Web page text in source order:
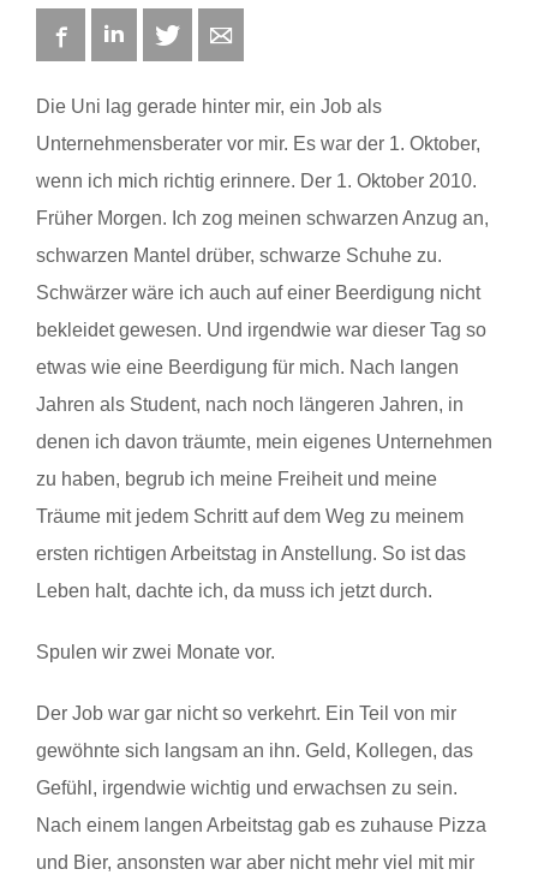
FacebookLinkedIn Twitter
Die Uni lag gerade hinter mir, ein Job als
Unternehmensberater vor mir. Es war der 1. Oktober,
wenn ich mich richtig erinnere. Der 1. Oktober 2010.
Früher Morgen. Ich zog meinen schwarzen Anzug an,
schwarzen Mantel drüber, schwarze Schuhe zu.
Schwärzer wäre ich auch auf einer Beerdigung nicht
bekleidet gewesen. Und irgendwie war dieser Tag so
etwas wie eine Beerdigung für mich. Nach langen
Jahren als Student, nach noch längeren Jahren, in
denen ich davon träumte, mein eigenes Unternehmen
zu haben, begrub ich meine Freiheit und meine
Träume mit jedem Schritt auf dem Weg zu meinem
ersten richtigen Arbeitstag in Anstellung. So ist das
Leben halt, dachte ich, da muss ich jetzt durch.
Spulen wir zwei Monate vor.
Der Job war gar nicht so verkehrt. Ein Teil von mir
gewöhnte sich langsam an ihn. Geld, Kollegen, das
Gefühl, irgendwie wichtig und erwachsen zu sein.
Nach einem langen Arbeitstag gab es zuhause Pizza
und Bier, ansonsten war aber nicht mehr viel mit mir